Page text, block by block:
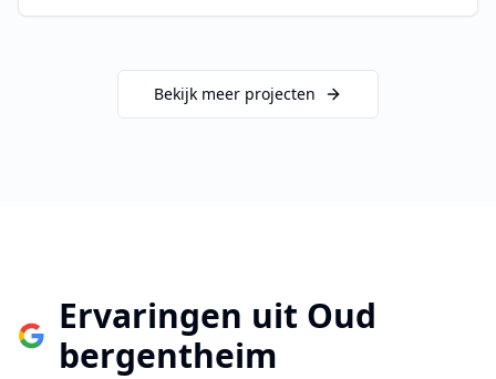
Bekijk meer projecten
Ervaringen uit Oud
bergentheim